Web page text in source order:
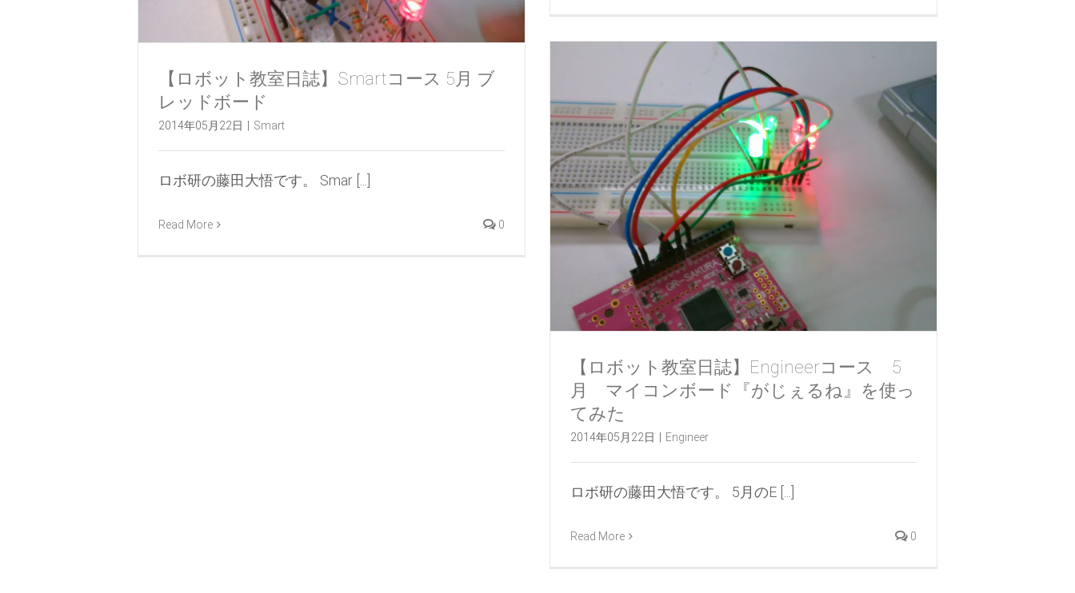
【ロボット教室日誌】Smartコース 5月 ブ
レッドボード
2014年05月22日 Smart
ロボ研の藤田大悟です。 Smar [...]
Read More 0
【ロボット教室日誌】Engineerコース 5
月 マイコンボード『がじぇるね』を使っ
てみた
2014年05月22日 Engineer
ロボ研の藤田大悟です。 5月のE [...]
Read More 0